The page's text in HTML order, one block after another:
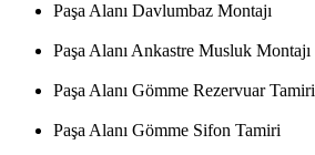
Paşa Alanı Davlumbaz Montajı
Paşa Alanı Ankastre Musluk Montajı
Paşa Alanı Gömme Rezervuar Tamiri
Paşa Alanı Gömme Sifon Tamiri